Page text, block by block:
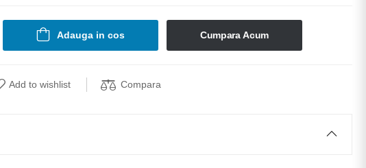
Adauga in cos Cumpara Acum
Add to wishlist Compara